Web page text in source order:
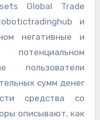
Global Trade
и
негативные и
пользователи
сумм денег
средства со
описывают, как